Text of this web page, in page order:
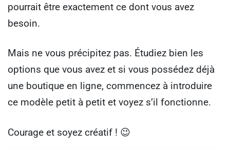
pourrait être exactement ce dont vous avez
besoin.
Mais ne vous précipitez pas. Étudiez bien les
options que vous avez et si vous possédez déjà
une boutique en ligne, commencez à introduire
ce modèle petit à petit et voyez s’il fonctionne.
Courage et soyez créatif ! 😉